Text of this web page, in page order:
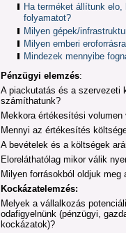
Ha terméket állítunk
folyamatot?
Milyen gépek/
Milyen emberi
Mindezek mennyibe
Pénzügyi elemzés:
A piackutatás és a szervezeti
számíthatunk?
Mekkora értékesítési
Mennyi az értékesítés
A bevételek és a költségek
Eloreláthatólag mikor válik
Milyen forrásokból oldjuk meg
Kockázatelemzés:
Melyek a vállalkozás
odafigyelnünk (pénzügyi,
kockázatok)?